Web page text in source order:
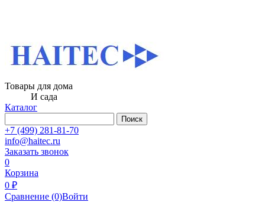
Товары для дома
И сада
Каталог
Поиск
+7 (499) 281-81-70
info@haitec.ru
Заказать звонок
0
Корзина
0 ₽
Сравнение (0)Войти